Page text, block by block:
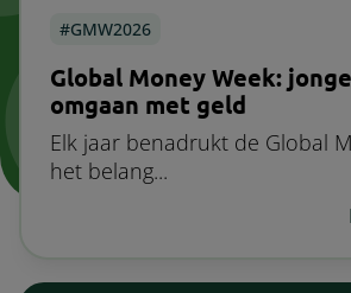
GMW2026
Global Money Week:
omgaan met geld
Elk jaar benadrukt de Global
het belang...